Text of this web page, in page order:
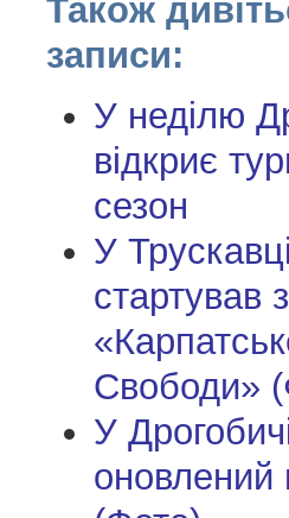
Також
записи:
У неділю
відкриє
сезон
У
стартував
Свободи»
У
оновлений